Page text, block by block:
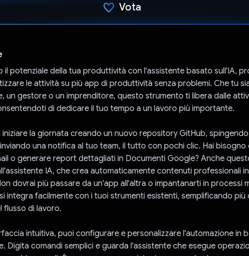
Vota
il potenziale della tua produttività con l'assistente basato sull'IA,
le attività su più app di produttività senza problemi. Che tu
un gestore o un imprenditore, questo strumento ti libera dalle
di dedicare il tuo tempo a un lavoro più importante.
iniziare la giornata creando un nuovo repository GitHub,
una notifica al tuo team, il tutto con pochi clic. Hai bisogno
o generare report dettagliati in Documenti Google? Anche
IA, che crea automaticamente contenuti professionali
dovrai più passare da un'app all'altra o impantanarti in processi
integra facilmente con i tuoi strumenti esistenti, semplificando più
flusso di lavoro.
intuitiva, puoi configurare e personalizzare l'automazione in
Digita comandi semplici e guarda l'assistente che esegue